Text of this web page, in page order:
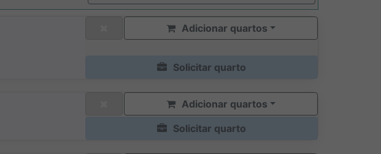
Adicionar quartos
Solicitar quarto
Adicionar quartos
Solicitar quarto